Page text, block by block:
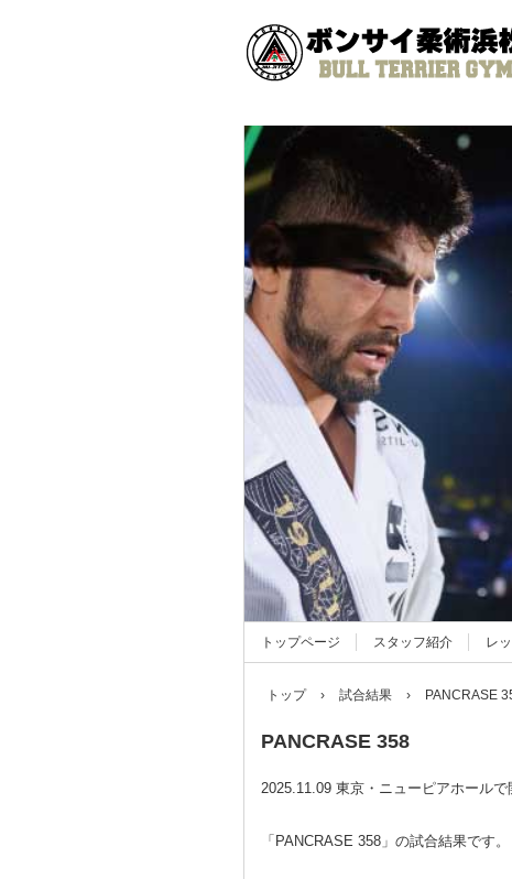
トップページ スタッフ紹介 レ
トップ › 試合結果 › PANCRASE
PANCRASE 358
2025.11.09 東京・ニューピアホールで
「PANCRASE 358」の試合結果です。